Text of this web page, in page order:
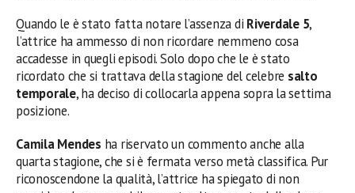
Quando le è stato fatta notare l’assenza di Riverdale 5,
l’attrice ha ammesso di non ricordare nemmeno cosa
accadesse in quegli episodi. Solo dopo che le è stato
ricordato che si trattava della stagione del celebre salto
temporale, ha deciso di collocarla appena sopra la settima
posizione.
Camila Mendes ha riservato un commento anche alla
quarta stagione, che si è fermata verso metà classifica. Pur
riconoscendone la qualità, l’attrice ha spiegato di non